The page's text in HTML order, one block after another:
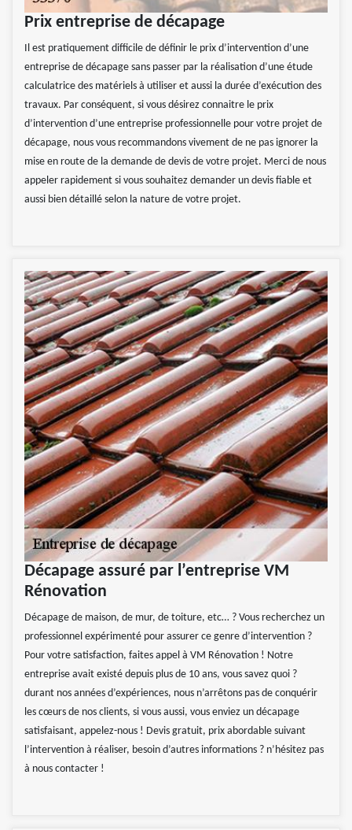
Prix entreprise de décapage
Il est pratiquement difficile de définir le prix d’intervention d’une
entreprise de décapage sans passer par la réalisation d’une étude
calculatrice des matériels à utiliser et aussi la durée d’exécution des
travaux. Par conséquent, si vous désirez connaitre le prix
d’intervention d’une entreprise professionnelle pour votre projet de
décapage, nous vous recommandons vivement de ne pas ignorer la
mise en route de la demande de devis de votre projet. Merci de nous
appeler rapidement si vous souhaitez demander un devis fiable et
aussi bien détaillé selon la nature de votre projet.
Décapage assuré par l’entreprise VM
Rénovation
Décapage de maison, de mur, de toiture, etc… ? Vous recherchez un
professionnel expérimenté pour assurer ce genre d’intervention ?
Pour votre satisfaction, faites appel à VM Rénovation ! Notre
entreprise avait existé depuis plus de 10 ans, vous savez quoi ?
durant nos années d’expériences, nous n’arrêtons pas de conquérir
les cœurs de nos clients, si vous aussi, vous enviez un décapage
satisfaisant, appelez-nous ! Devis gratuit, prix abordable suivant
l’intervention à réaliser, besoin d’autres informations ? n’hésitez pas
à nous contacter !